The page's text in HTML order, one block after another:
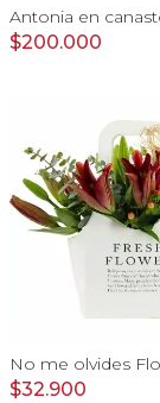
$200.000
$32.900